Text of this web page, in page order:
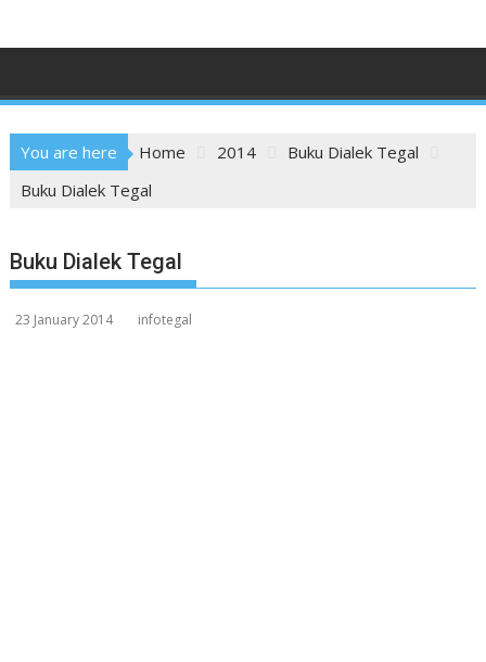
You are here Home 2014
Buku Dialek Tegal
Buku Dialek Tegal
Buku Dialek Tegal
23 January 2014 infotegal